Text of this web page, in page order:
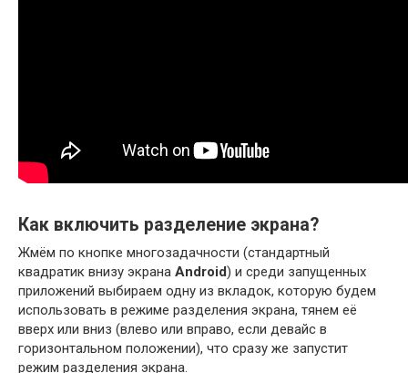
Как включить разделение экрана?
Жмём по кнопке многозадачности (стандартный
квадратик внизу экрана Android) и среди запущенных
приложений выбираем одну из вкладок, которую будем
использовать в режиме разделения экрана, тянем её
вверх или вниз (влево или вправо, если девайс в
горизонтальном положении), что сразу же запустит
режим разделения экрана.